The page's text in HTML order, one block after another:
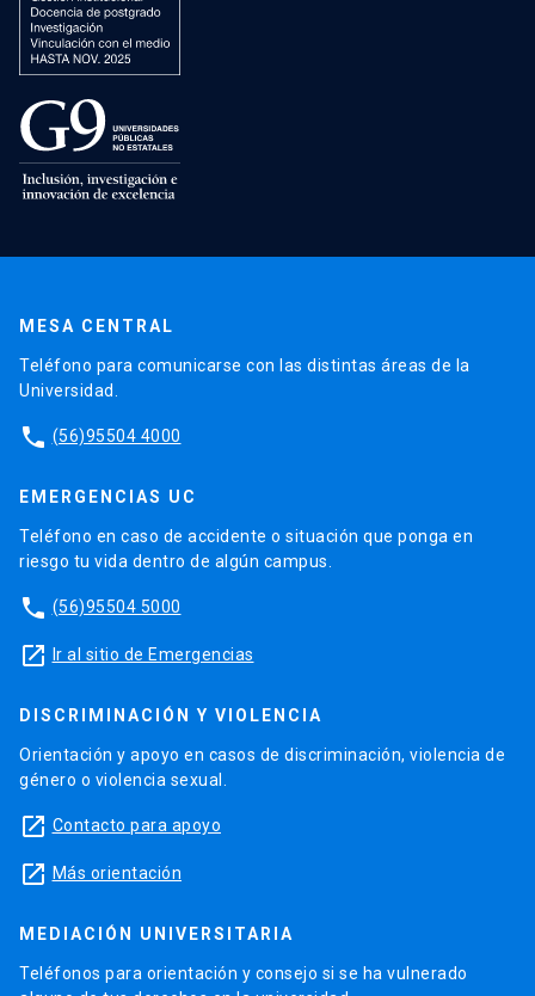
MESA CENTRAL
Teléfono para comunicarse con las distintas áreas de la
Universidad.
phone (56)95504 4000
EMERGENCIAS UC
Teléfono en caso de accidente o situación que ponga en
riesgo tu vida dentro de algún campus.
phone (56)95504 5000
launch Ir al sitio de Emergencias
DISCRIMINACIÓN Y VIOLENCIA
Orientación y apoyo en casos de discriminación, violencia de
género o violencia sexual.
launch Contacto para apoyo
launch Más orientación
MEDIACIÓN UNIVERSITARIA
Teléfonos para orientación y consejo si se ha vulnerado